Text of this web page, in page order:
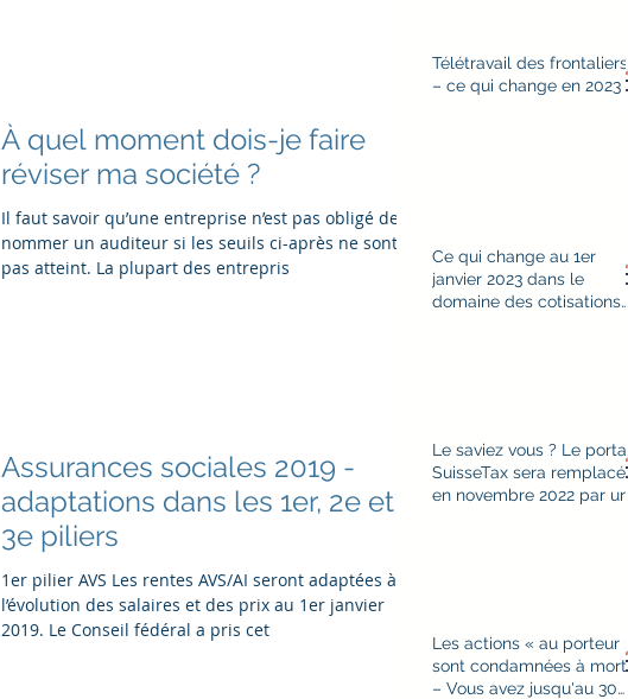
À quel moment dois-je faire
réviser ma société ?
Il faut savoir qu’une entreprise n’est pas obligé de
nommer un auditeur si les seuils ci-après ne sont
pas atteint. La plupart des entrepris
Assurances sociales 2019 -
adaptations dans les 1er, 2e et
3e piliers
1er pilier AVS Les rentes AVS/AI seront adaptées à
l’évolution des salaires et des prix au 1er janvier
2019. Le Conseil fédéral a pris cet
Télétravail des frontaliers
– ce qui change en 2023
Ce qui change au 1er
janvier 2023 dans le
domaine des cotisations
Le saviez vous ? Le portail
SuisseTax sera remplacé
en novembre 2022 par un
Les actions « au porteur »
sont condamnées à mort
– Vous avez jusqu'au 30